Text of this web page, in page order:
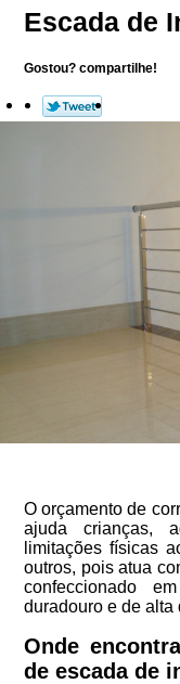
Escada de
Gostou? compartilhe!
O orçamento de
ajuda crianças,
limitações físicas
outros, pois atua
confeccionado
duradouro e de alta
Onde
de escada de